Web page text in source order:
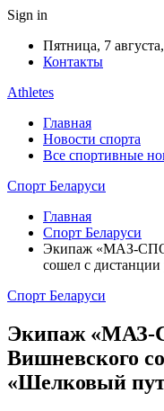
Sign in
Пятница, 7
Контакты
Athletes
Главная
Новости спорта
Все спортивные
Спорт Беларуси
Главная
Спорт Беларуси
Экипаж «МАЗ-
сошел с
Спорт Беларуси
Экипаж «МАЗ-
Вишневского
«Шелковый